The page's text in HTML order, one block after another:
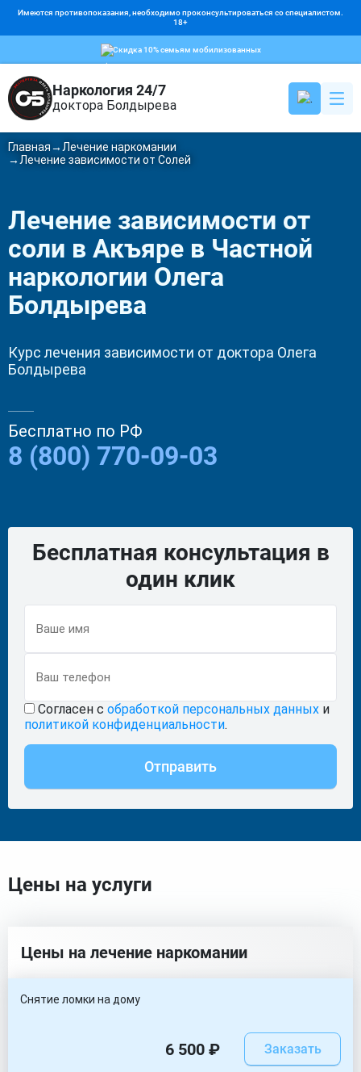
Имеются противопоказания, необходимо проконсультироваться со специалистом.
18+
Скидка 10% семьям мобилизованных
Наркология 24/7
доктора Болдырева
Обо мне
Наркомания
Алкоголизм
Кодирование
Психиатрия
Контакты
8 (800) 770-09-03
Бесплатно. Анонимно. 24/7
Акъяр
Главная
Лечение наркомании
Лечение зависимости от Солей
Лечение зависимости от
соли в Акъяре в Частной
наркологии Олега
Болдырева
Курс лечения зависимости от доктора Олега
Болдырева
Бесплатно по РФ
8 (800) 770-09-03
Бесплатная консультация в
один клик
Согласен с обработкой персональных данных и
политикой конфиденциальности.
Отправить
Цены на услуги
Цены на лечение наркомании
Снятие ломки на дому
6 500 ₽ Заказать